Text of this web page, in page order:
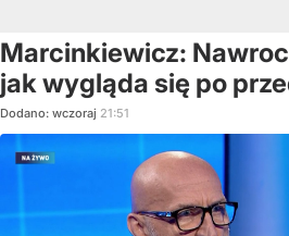
Marcinkiewicz:
jak wygląda się po
Dodano: wczoraj 21:51